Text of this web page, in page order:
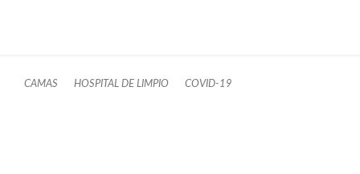
CAMAS HOSPITAL DE LIMPIO COVID-19